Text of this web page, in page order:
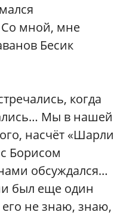
Со мной, мне
Бесик
когда
Мы в нашей
насчёт «Шарли
Борисом
обсуждался…
был еще один
не знаю, знаю,